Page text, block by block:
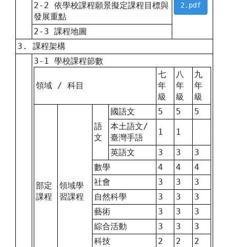
2.pdf
2-2 依學校課程願景擬定課程目標與
發展重點
2-3 課程地圖
3. 課程架構
3-1 學校課程節數
領域 / 科目
七
年
級
八
年
級
九
年
級
部定
課程
領域學
習課程
語
文
國語文 5 5
5
本土語文/
臺灣手語
1 1
英語文 3 3
3
數學
4 4
4
社會
3 3
3
自然科學
3 3
3
藝術
3 3
3
綜合活動
3 3
3
科技
2 2
2